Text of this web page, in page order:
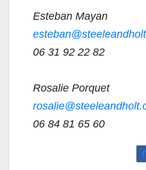
Esteban Mayan
06 31 92 22 82
Rosalie Porquet
06 84 81 65 60